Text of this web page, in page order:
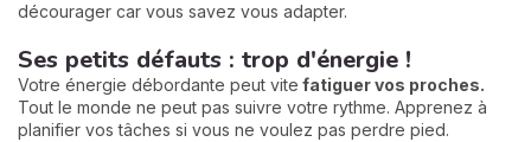
décourager car vous savez vous adapter.
Ses petits défauts : trop d'énergie !
Votre énergie débordante peut vite fatiguer vos proches.
Tout le monde ne peut pas suivre votre rythme. Apprenez à
planifier vos tâches si vous ne voulez pas perdre pied.